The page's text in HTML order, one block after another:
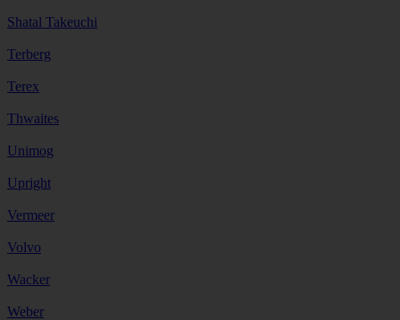
Shatal Takeuchi
Terberg
Terex
Thwaites
Unimog
Upright
Vermeer
Volvo
Wacker
Weber